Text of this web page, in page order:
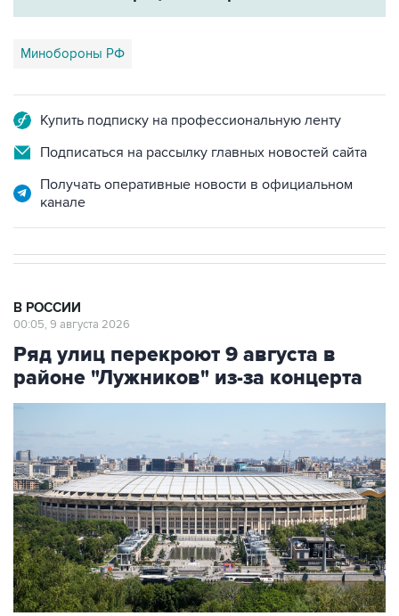
Минобороны РФ
Купить подписку на профессиональную ленту
Подписаться на рассылку главных новостей сайта
Получать оперативные новости в официальном
канале
В РОССИИ
00:05, 9 августа 2026
Ряд улиц перекроют 9 августа в
районе "Лужников" из-за концерта